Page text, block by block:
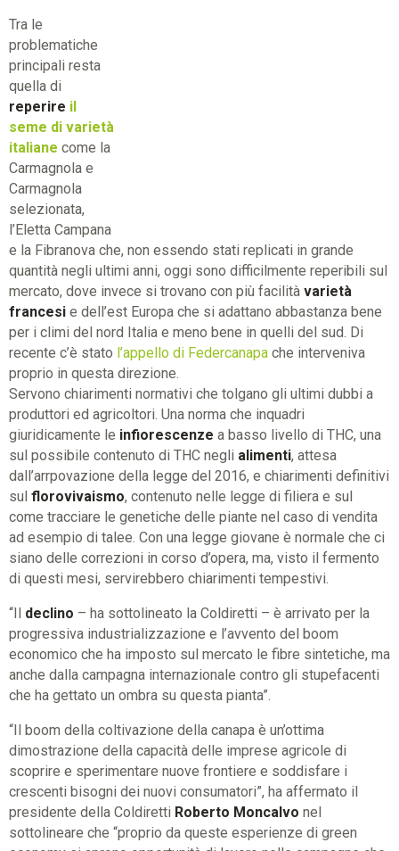
Tra le
problematiche
principali resta
quella di
reperire il
seme di varietà
italiane come la
Carmagnola e
Carmagnola
selezionata,
l’Eletta Campana
e la Fibranova che, non essendo stati replicati in grande
quantità negli ultimi anni, oggi sono difficilmente reperibili sul
mercato, dove invece si trovano con più facilità varietà
francesi e dell’est Europa che si adattano abbastanza bene
per i climi del nord Italia e meno bene in quelli del sud. Di
recente c’è stato l’appello di Federcanapa che interveniva
proprio in questa direzione.
Servono chiarimenti normativi che tolgano gli ultimi dubbi a
produttori ed agricoltori. Una norma che inquadri
giuridicamente le infiorescenze a basso livello di THC, una
sul possibile contenuto di THC negli alimenti, attesa
dall’arrpovazione della legge del 2016, e chiarimenti definitivi
sul florovivaismo, contenuto nelle legge di filiera e sul
come tracciare le genetiche delle piante nel caso di vendita
ad esempio di talee. Con una legge giovane è normale che ci
siano delle correzioni in corso d’opera, ma, visto il fermento
di questi mesi, servirebbero chiarimenti tempestivi.
“Il declino – ha sottolineato la Coldiretti – è arrivato per la
progressiva industrializzazione e l’avvento del boom
economico che ha imposto sul mercato le fibre sintetiche, ma
anche dalla campagna internazionale contro gli stupefacenti
che ha gettato un ombra su questa pianta”.
“Il boom della coltivazione della canapa è un’ottima
dimostrazione della capacità delle imprese agricole di
scoprire e sperimentare nuove frontiere e soddisfare i
crescenti bisogni dei nuovi consumatori”, ha affermato il
presidente della Coldiretti Roberto Moncalvo nel
sottolineare che “proprio da queste esperienze di green